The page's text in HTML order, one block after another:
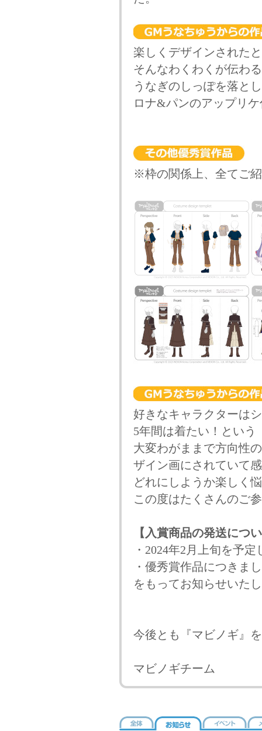
楽しくデザインされた
そんなわくわくが伝わ
うなぎのしっぽを落と
ロナ&パンのアップリ
※枠の関係上、全てご
好きなキャラクターは
5年間は着たい！という
大変わがままで方向性
ザイン画にされていて
どれにしようか楽しく
この度はたくさんのご
【入賞商品の発送につ
・2024年2月上旬を予
・優秀賞作品につきま
をもってお知らせいた
今後とも『マビノギ』
マビノギチーム